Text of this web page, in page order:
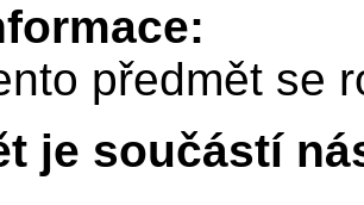
předmět se
je součástí